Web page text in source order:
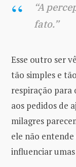
“A
fato.”
Esse outro ser
tão simples e
respiração para
aos pedidos de
milagres
ele não entende
influenciar